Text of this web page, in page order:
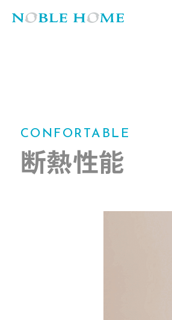
CONFORTABLE
断熱性能